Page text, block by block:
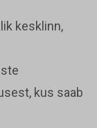
kesklinn,
kus saab